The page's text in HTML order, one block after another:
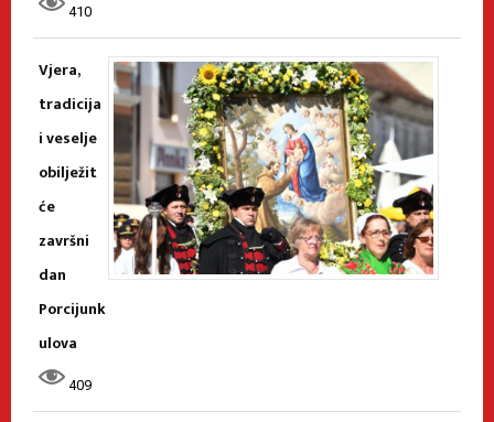
410
Vjera,
tradicija
i veselje
obilježit
će
završni
dan
Porcijunk
ulova
409